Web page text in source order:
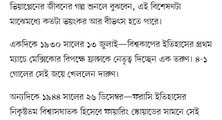
ভিয়াপ্লেনের জীবনের গল্প শুনলে বুঝবেন, এই বিশেষণটা
মাঝেমধ্যে কতটা ভয়ংকর আর বীভৎস হতে পারে।
একদিকে ১৯৩০ সালের ১৩ জুলাই—বিশ্বকাপের ইতিহাসের প্রথম
ম্যাচে মেক্সিকোর বিপক্ষে ফ্রান্সকে নেতৃত্ব দিচ্ছেন এক তরুণ। ৪-১
গোলের সেই জয়ে খেললেন দারুণ।
অন্যদিকে ১৯৪৪ সালের ২৬ ডিসেম্বর—ফরাসি ইতিহাসের
নিকৃষ্টতম বিশ্বাসঘাতক হিসেবে ফায়ারিং স্কোয়াডের সামনে সেই